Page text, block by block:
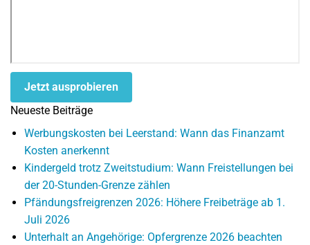
Jetzt ausprobieren
Neueste Beiträge
Werbungskosten bei Leerstand: Wann das Finanzamt
Kosten anerkennt
Kindergeld trotz Zweitstudium: Wann Freistellungen bei
der 20-Stunden-Grenze zählen
Pfändungsfreigrenzen 2026: Höhere Freibeträge ab 1.
Juli 2026
Unterhalt an Angehörige: Opfergrenze 2026 beachten